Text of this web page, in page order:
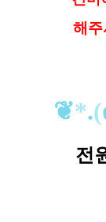
해
❦*.(
전